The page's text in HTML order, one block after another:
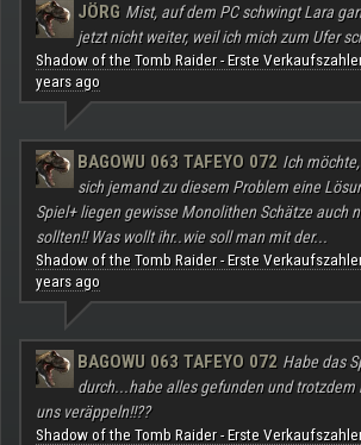
JÖRG Mist, auf dem PC schwingt Lara
jetzt nicht weiter, weil ich mich zum Ufer
Shadow of the Tomb Raider - Erste
years ago
BAGOWU 063 TAFEYO 072 Ich
sich jemand zu diesem Problem eine
Spiel+ liegen gewisse Monolithen Schätze auch
sollten!! Was wollt ihr..wie soll man mit der...
Shadow of the Tomb Raider - Erste
years ago
BAGOWU 063 TAFEYO 072 Habe das
durch...habe alles gefunden und trotzdem
uns veräppeln!!??
Shadow of the Tomb Raider - Erste